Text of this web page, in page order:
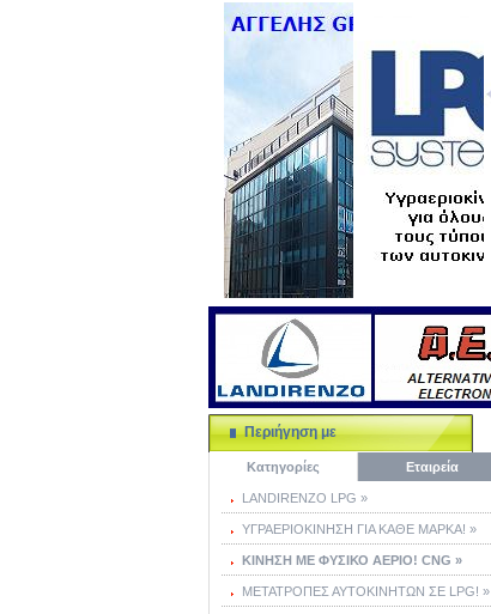
Περιήγηση με
Κατηγορίες Εταιρεία
LANDIRENZO LPG »
ΥΓΡΑΕΡΙΟΚΙΝΗΣΗ ΓΙΑ ΚΑΘΕ ΜΑΡΚΑ! »
ΚΙΝΗΣΗ ΜΕ ΦΥΣΙΚΟ ΑΕΡΙΟ! CNG »
ΜΕΤΑΤΡΟΠΕΣ ΑΥΤΟΚΙΝΗΤΩΝ ΣΕ LPG! »